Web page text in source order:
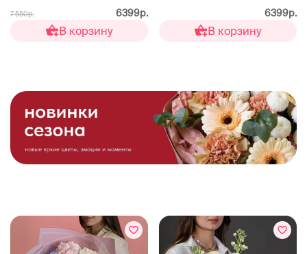
7 550р. 6399р.
В корзину
6399р.
В корзину